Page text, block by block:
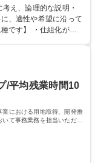
スや維持管理に加え、
体を巻き込み課題解決
描くことも可能です。
唯一の事業/福利厚生◎/
え、論理的な説明・
、適性や希望に沿って
■自己啓発支援：資格
を補助 ■住宅手当：家
/平均残業時間10
業における用地取得、開発推
て事務業務を担当いただき